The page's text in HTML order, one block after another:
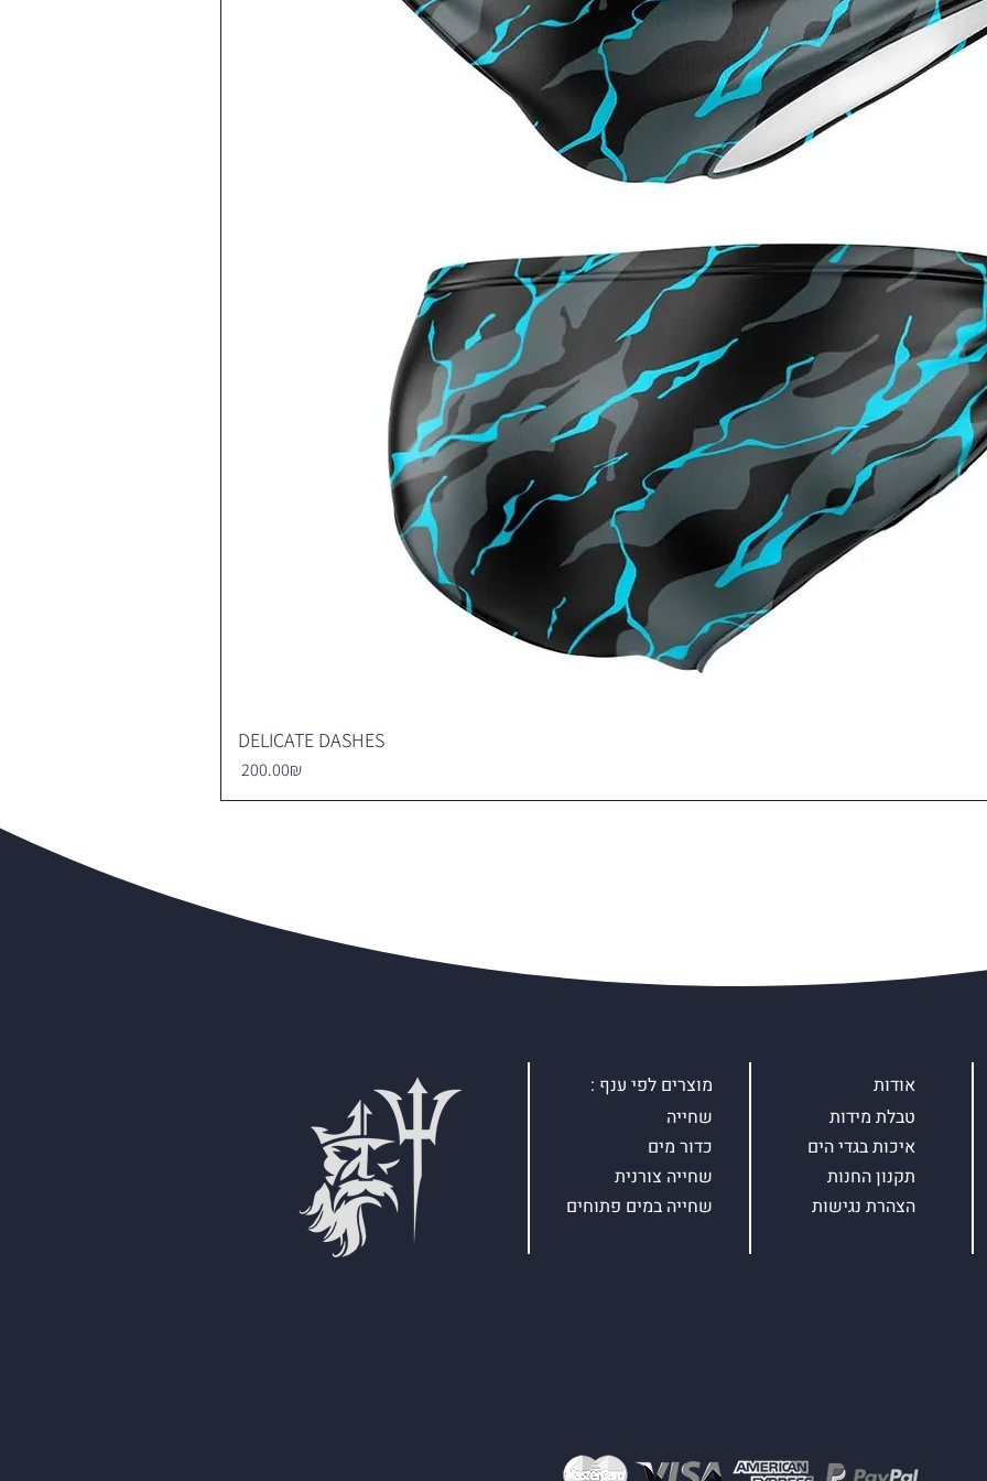
DELICATE DASHES
Price ‏200.00 ‏₪
אודות
טבלת מידות
איכות בגדי הים
תקנון החנות
הצהרת נגישות
מוצרים לפי ענף :
שחייה
כדור מים
שחייה צורנית
שחייה במים פתוחים